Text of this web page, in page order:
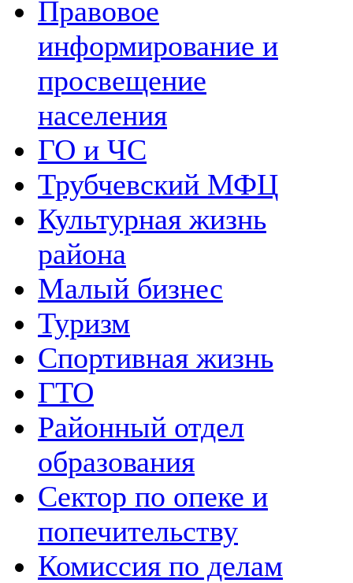
Правовое
информирование и
просвещение
населения
ГО и ЧС
Трубчевский МФЦ
Культурная жизнь
района
Малый бизнес
Туризм
Спортивная жизнь
ГТО
Районный отдел
образования
Сектор по опеке и
попечительству
Комиссия по делам